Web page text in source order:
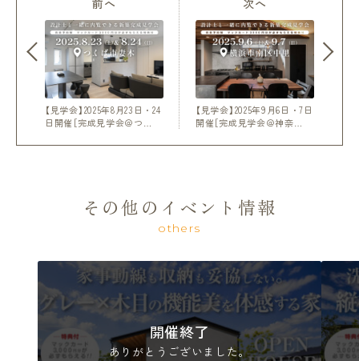
【見学会】2025年8月23日・24
日開催［完成見学会＠つ…
【見学会】2025年9月6日・7日
開催［完成見学会＠神奈…
その他のイベント情報
others
開催終了
ありがとうございました。